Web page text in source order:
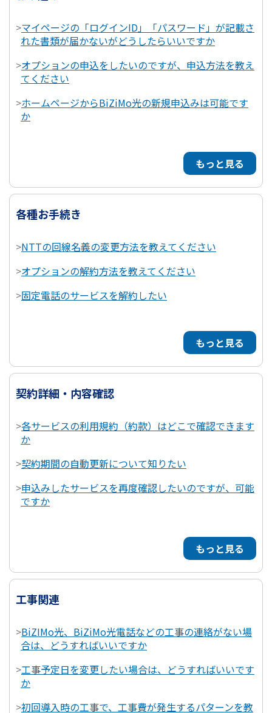
>マイページの「ログインID」「パスワード」が記載さ
れた書類が届かないがどうしたらいいですか
>オプションの申込をしたいのですが、申込方法を教え
てください
>ホームページからBiZiMo光の新規申込みは可能です
か
もっと見る
各種お手続き
>NTTの回線名義の変更方法を教えてください
>オプションの解約方法を教えてください
>固定電話のサービスを解約したい
もっと見る
契約詳細・内容確認
>各サービスの利用規約（約款）はどこで確認できます
か
>契約期間の自動更新について知りたい
>申込みしたサービスを再度確認したいのですが、可能
ですか
もっと見る
工事関連
>BiZIMo光、BiZiMo光電話などの工事の連絡がない場
合は、どうすればいいですか
>工事予定日を変更したい場合は、どうすればいいです
か
>初回導入時の工事で、工事費が発生するパターンを教